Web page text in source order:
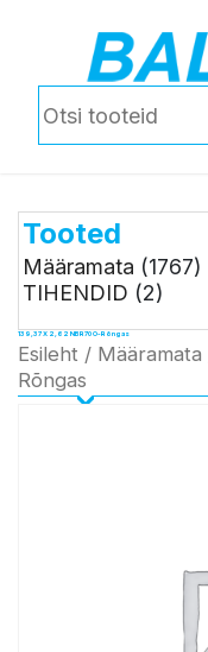
Tooted
Määramata (1767)
TIHENDID (2)
139,37 X 2,62 NBR70 O-Rõngas
Esileht / Määramata
Rõngas